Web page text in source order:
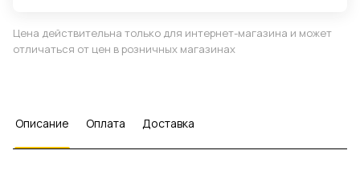
Цена действительна только для интернет-магазина и может
отличаться от цен в розничных магазинах
Описание Оплата Доставка